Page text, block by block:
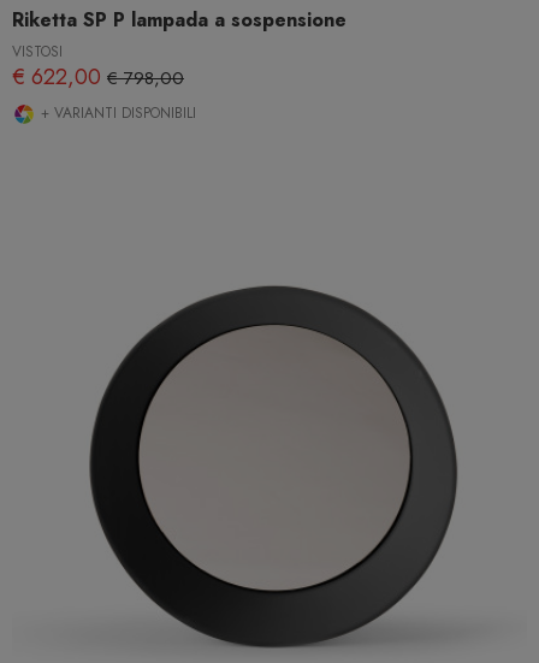
Riketta SP P lampada a sospensione
VISTOSI
€ 622,00 € 798,00
+ VARIANTI DISPONIBILI